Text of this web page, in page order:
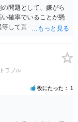
園等への納骨を検討
問題として、嫌がら
確率でいることが懸
して貰うと良いかと
ラブル
役にたった 1